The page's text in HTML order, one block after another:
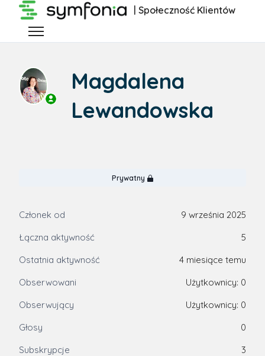
Przejdź do głównej zawartości | Społeczność Klientów
Przełącz menu nawigacyjne
Magdalena
Lewandowska
Prywatny
Członek od
9 września 2025
Łączna aktywność
5
Ostatnia aktywność
4 miesiące temu
Obserwowani
Użytkownicy: 0
Obserwujący
Użytkownicy: 0
Głosy
0
Subskrypcje
3